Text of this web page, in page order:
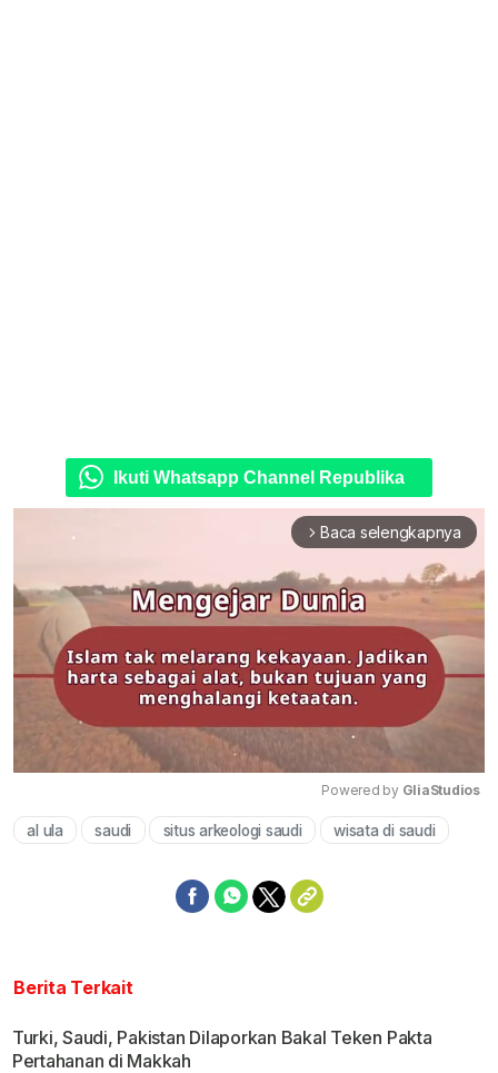
Ikuti Whatsapp Channel Republika
arrow_forward_ios Baca selengkapnya
Mute
Powered by GliaStudios
al ula saudi situs arkeologi saudi wisata di saudi
Berita Terkait
Turki, Saudi, Pakistan Dilaporkan Bakal Teken Pakta
Pertahanan di Makkah